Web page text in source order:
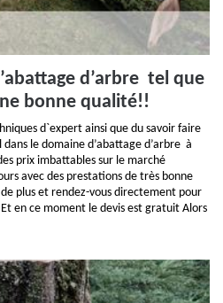
d’arbre tel que
bonne qualité!!
d`expert ainsi que du savoir faire
le domaine d’abattage d’arbre à
prix imbattables sur le marché
avec des prestations de très bonne
plus et rendez-vous directement pour
en ce moment le devis est gratuit Alors